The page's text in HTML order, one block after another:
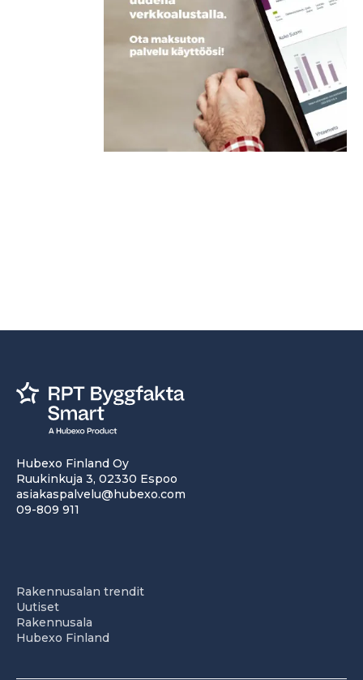
Hubexo Finland Oy
Ruukinkuja 3, 02330 Espoo
asiakaspalvelu@hubexo.com
09-809 911
Rakennusalan trendit
Uutiset
Rakennusala
Hubexo Finland